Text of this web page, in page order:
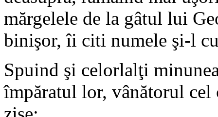
mărgelele de la gâtul lui
binişor, îi citi numele şi-l
Spuind şi celorlalţi
împăratul lor, vânătorul